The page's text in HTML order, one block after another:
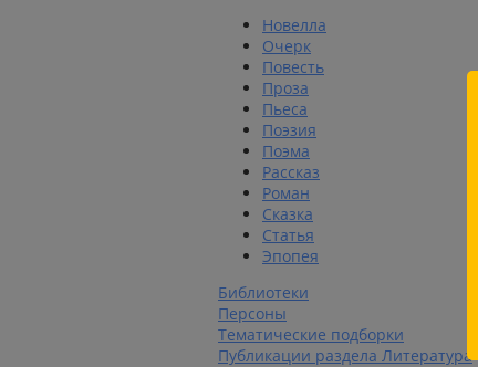
Новелла
Очерк
Повесть
Проза
Пьеса
Поэзия
Поэма
Рассказ
Роман
Сказка
Статья
Эпопея
Библиотеки
Персоны
Тематические подборки
Публикации раздела Литература